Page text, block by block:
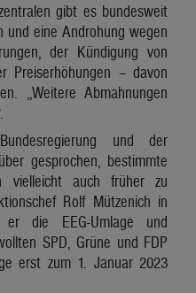
gibt es bundesweit
und eine Androhung wegen
der Kündigung von
Preiserhöhungen – davon
„Weitere Abmahnungen
und der
gesprochen, bestimmte
vielleicht auch früher zu
Rolf Mützenich in
die EEG-Umlage und
SPD, Grüne und FDP
erst zum 1. Januar 2023